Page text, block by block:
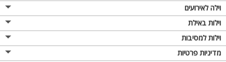
וילה לאירועים
וילות באילת
וילות למסיבות
מדיניות פרטיות